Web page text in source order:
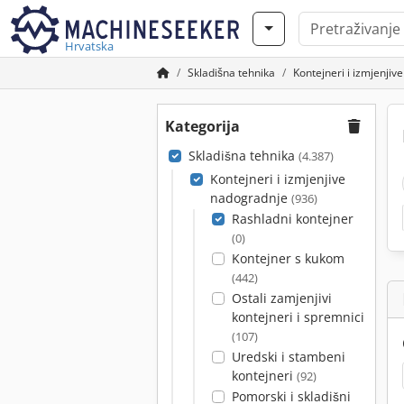
Hrvatska
Skladišna tehnika Kontejneri i
Kategorija
Skladišna tehnika (4.387)
Kontejneri i izmjenjive
nadogradnje (936)
Rashladni kontejner
(0)
Kontejner s kukom
(442)
Ostali zamjenjivi
kontejneri i spremnici
(107)
Uredski i stambeni
kontejneri (92)
Pomorski i skladišni